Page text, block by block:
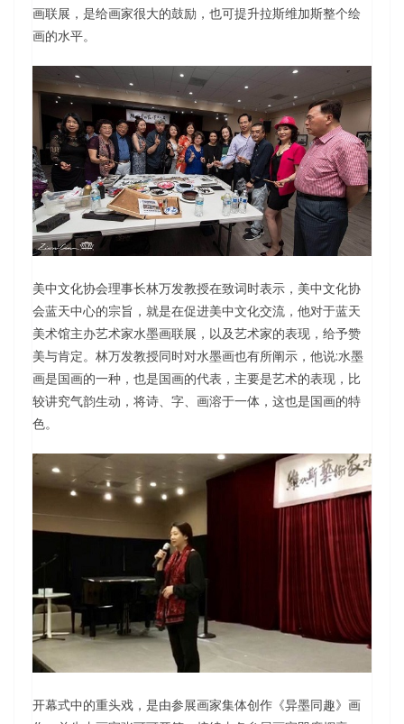
画联展，是给画家很大的鼓励，也可提升拉斯维加斯整个绘
画的水平。
美中文化协会理事长林万发教授在致词时表示，美中文化协
会蓝天中心的宗旨，就是在促进美中文化交流，他对于蓝天
美术馆主办艺术家水墨画联展，以及艺术家的表现，给予赞
美与肯定。林万发教授同时对水墨画也有所阐示，他说:水墨
画是国画的一种，也是国画的代表，主要是艺术的表现，比
较讲究气韵生动，将诗、字、画溶于一体，这也是国画的特
色。
开幕式中的重头戏，是由参展画家集体创作《异墨同趣》画